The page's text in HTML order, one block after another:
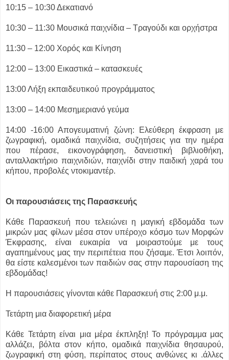
10:15 – 10:30 Δεκατιανό
10:30 – 11:30 Μουσικά παιχνίδια – Τραγούδι και ορχήστρα
11:30 – 12:00 Χορός και Κίνηση
12:00 – 13:00 Εικαστικά – κατασκευές
13:00 Λήξη εκπαιδευτικού προγράμματος
13:00 – 14:00 Μεσημεριανό γεύμα
14:00 -16:00 Απογευματινή ζώνη: Ελεύθερη έκφραση με
ζωγραφική, ομαδικά παιχνίδια, συζητήσεις για την ημέρα
που πέρασε, εικονογράφηση, δανειστική βιβλιοθήκη,
ανταλλακτήριο παιχνιδιών, παιχνίδι στην παιδική χαρά του
κήπου, προβολές ντοκιμαντέρ.
Οι παρουσιάσεις της Παρασκευής
Κάθε Παρασκευή που τελειώνει η μαγική εβδομάδα των
μικρών μας φίλων μέσα στον υπέροχο κόσμο των Μορφών
Έκφρασης, είναι ευκαιρία να μοιραστούμε με τους
αγαπημένους μας την περιπέτεια που ζήσαμε. Έτσι λοιπόν,
θα είστε καλεσμένοι των παιδιών σας στην παρουσίαση της
εβδομάδας!
Η παρουσιάσεις γίνονται κάθε Παρασκευή στις 2:00 μ.μ.
Τετάρτη μια διαφορετική μέρα
Κάθε Τετάρτη είναι μια μέρα έκπληξη! Το πρόγραμμα μας
αλλάζει, βόλτα στον κήπο, ομαδικά παιχνίδια θησαυρού,
ζωγραφική στη φύση, περίπατος στους ανθώνες κι .άλλες